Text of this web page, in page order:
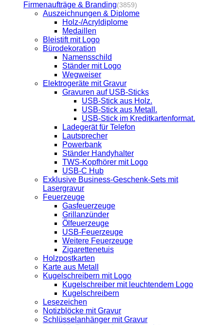
Firmenaufträge & Branding(3859)
Auszeichnungen & Diplome
Holz-/Acryldiplome
Medaillen
Bleistift mit Logo
Bürodekoration
Namensschild
Ständer mit Logo
Wegweiser
Elektrogeräte mit Gravur
Gravuren auf USB-Sticks
USB-Stick aus Holz.
USB-Stick aus Metall.
USB-Stick im Kreditkartenformat.
Ladegerät für Telefon
Lautsprecher
Powerbank
Ständer Handyhalter
TWS-Kopfhörer mit Logo
USB-C Hub
Exklusive Business-Geschenk-Sets mit
Lasergravur
Feuerzeuge
Gasfeuerzeuge
Grillanzünder
Ölfeuerzeuge
USB-Feuerzeuge
Weitere Feuerzeuge
Zigarettenetuis
Holzpostkarten
Karte aus Metall
Kugelschreibern mit Logo
Kugelschreiber mit leuchtendem Logo
Kugelschreibern
Lesezeichen
Notizblöcke mit Gravur
Schlüsselanhänger mit Gravur